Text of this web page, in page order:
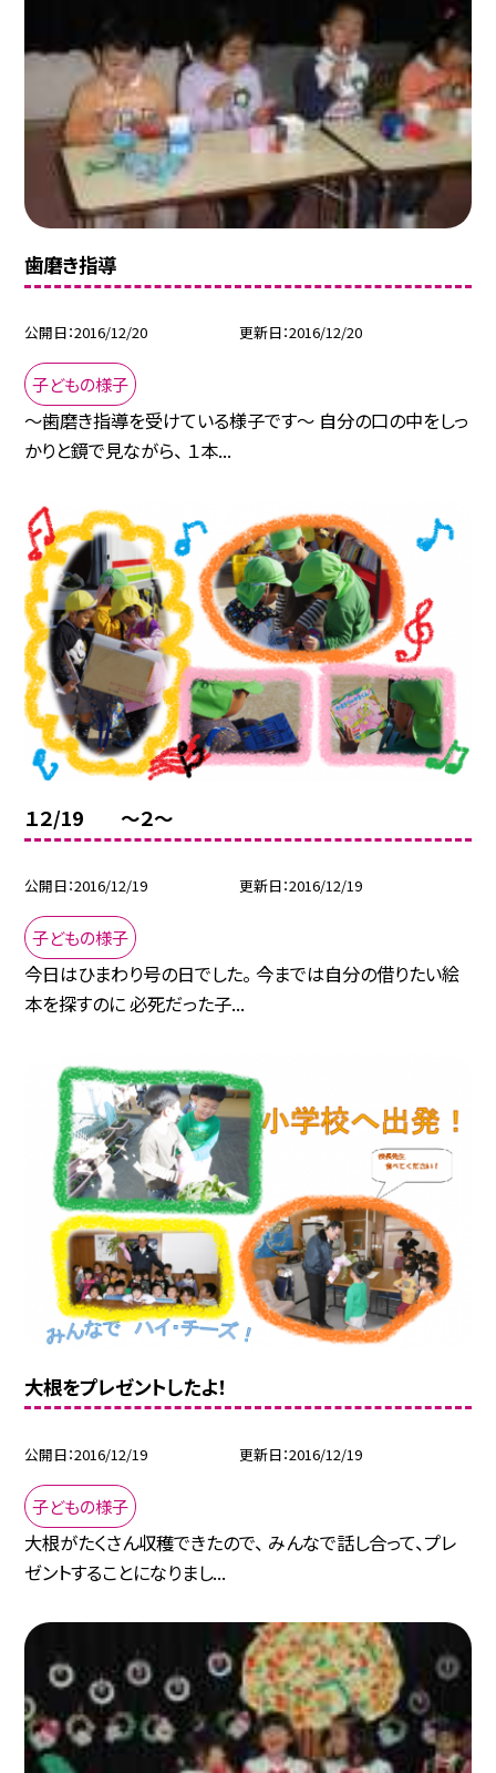
歯磨き指導
公開日 2016/12/20 更新日 2016/12/20
子どもの様子
〜歯磨き指導を受けている様子です〜 自分の口の中をしっ
かりと鏡で見ながら、 １本...
１２/19 〜２〜
公開日 2016/12/19 更新日 2016/12/19
子どもの様子
今日はひまわり号の日でした。 今までは自分の借りたい絵
本を探すのに 必死だった子...
大根をプレゼントしたよ！
公開日 2016/12/19 更新日 2016/12/19
子どもの様子
大根がたくさん収穫できたので、 みんなで話し合って、プレ
ゼントすることになりまし...